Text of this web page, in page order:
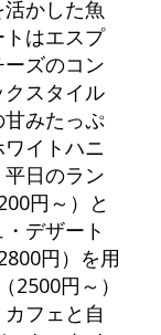
かした魚
はエスプ
ズのコン
スタイル
みたっぷ
イトハニ
日のラン
円～）と
デザート
円）を用
2500円～）
フェと自